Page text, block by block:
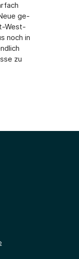
ge-
West-
noch in
zu